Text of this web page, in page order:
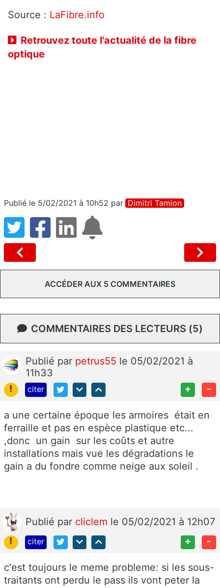
Source : LaFibre.info
Retrouvez toute l'actualité de la fibre
optique
Publié le 5/02/2021 à 10h52 par Dimitri Tamion
ACCÉDER AUX 5 COMMENTAIRES
COMMENTAIRES DES LECTEURS (5)
Publié par petrus55 le 05/02/2021 à
11h33
!
citer + -
a une certaine époque les armoires était en
ferraille et pas en espèce plastique etc...
,donc un gain sur les coûts et autre
installations mais vue les dégradations le
gain a du fondre comme neige aux soleil .
Publié par cliclem le 05/02/2021 à 12h07
!
citer + -
c'est toujours le meme probleme: si les sous-
traitants ont perdu le pass ils vont peter la